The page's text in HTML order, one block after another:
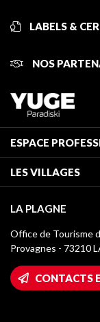
LABELS &
NOS
ESPACE
Classement des
Taxe de séjour
Médiathèque
Logos La Plagne
Accès Wifi
Maison des
LES VILLAGES
Montchavin - Les
Champagny-en-
Plagne 1800
LA PLAGNE
Office de Tourisme
Provagnes - 73210
CONTACTS